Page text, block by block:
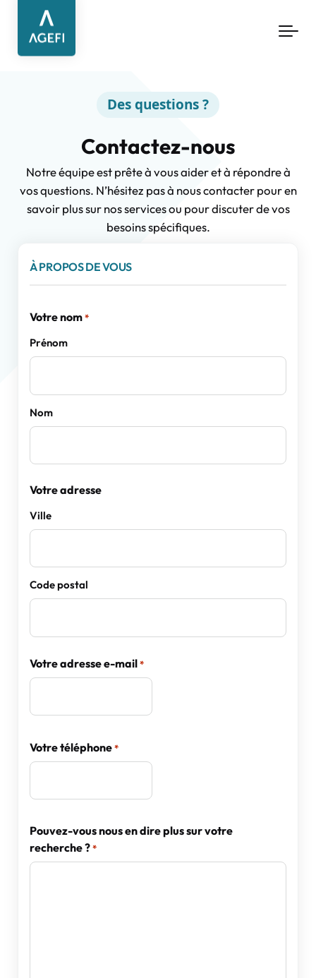
Aller au contenu principal
Des questions ?
Contactez-nous
Notre équipe est prête à vous aider et à répondre à
vos questions. N’hésitez pas à nous contacter pour en
savoir plus sur nos services ou pour discuter de vos
besoins spécifiques.
À PROPOS DE VOUS
Votre nom *
Prénom
Nom
Votre adresse
Ville
Code postal
Votre adresse e-mail *
Votre téléphone *
Pouvez-vous nous en dire plus sur votre
recherche ? *